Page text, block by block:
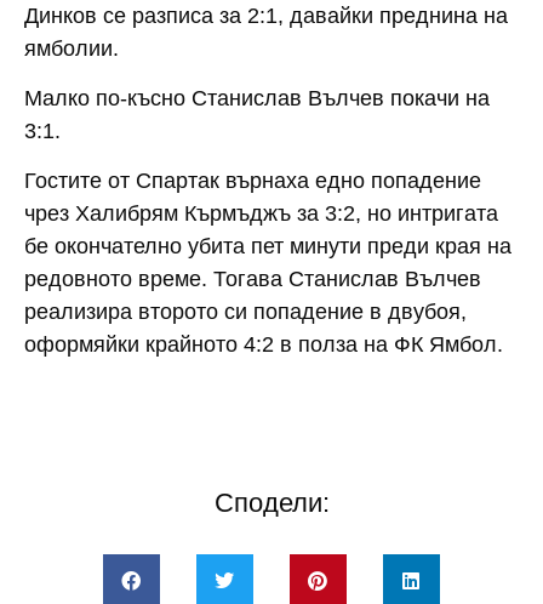
Динков се разписа за 2:1, давайки преднина на
ямболии.
Малко по-късно Станислав Вълчев покачи на
3:1.
Гостите от Спартак върнаха едно попадение
чрез Халибрям Кърмъджъ за 3:2, но интригата
бе окончателно убита пет минути преди края на
редовното време. Тогава Станислав Вълчев
реализира второто си попадение в двубоя,
оформяйки крайното 4:2 в полза на ФК Ямбол.
Сподели: